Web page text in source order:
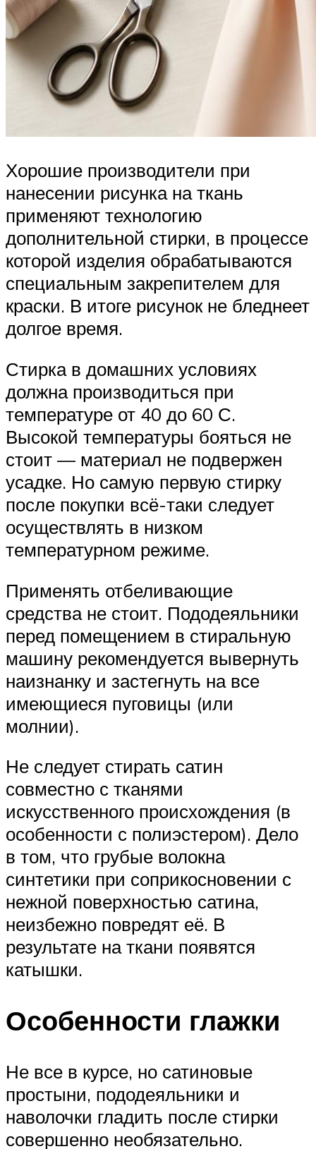
Хорошие производители при
нанесении рисунка на ткань
применяют технологию
дополнительной стирки, в процессе
которой изделия обрабатываются
специальным закрепителем для
краски. В итоге рисунок не бледнеет
долгое время.
Стирка в домашних условиях
должна производиться при
температуре от 40 до 60 С.
Высокой температуры бояться не
стоит — материал не подвержен
усадке. Но самую первую стирку
после покупки всё-таки следует
осуществлять в низком
температурном режиме.
Применять отбеливающие
средства не стоит. Пододеяльники
перед помещением в стиральную
машину рекомендуется вывернуть
наизнанку и застегнуть на все
имеющиеся пуговицы (или
молнии).
Не следует стирать сатин
совместно с тканями
искусственного происхождения (в
особенности с полиэстером). Дело
в том, что грубые волокна
синтетики при соприкосновении с
нежной поверхностью сатина,
неизбежно повредят её. В
результате на ткани появятся
катышки.
Особенности глажки
Не все в курсе, но сатиновые
простыни, пододеяльники и
наволочки гладить после стирки
совершенно необязательно.